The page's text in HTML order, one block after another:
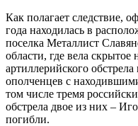
Как полагает следствие,
года находилась в
поселка Металлист
области, где вела
артиллерийского
ополченцев с
том числе тремя
обстрела двое из них –
погибли.